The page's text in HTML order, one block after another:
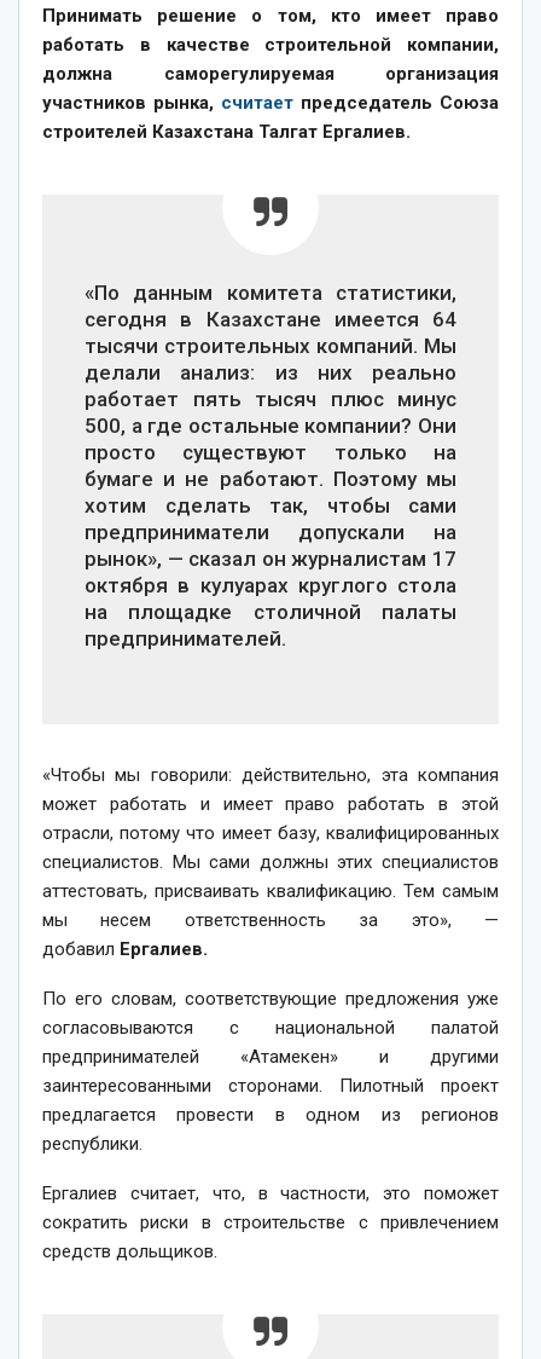
Принимать решение о том, кто имеет право
работать в качестве строительной компании,
должна саморегулируемая организация
участников рынка, считает председатель Союза
строителей Казахстана Талгат Ергалиев.
«По данным комитета статистики,
сегодня в Казахстане имеется 64
тысячи строительных компаний. Мы
делали анализ: из них реально
работает пять тысяч плюс минус
500, а где остальные компании? Они
просто существуют только на
бумаге и не работают. Поэтому мы
хотим сделать так, чтобы сами
предприниматели допускали на
рынок», — сказал он журналистам 17
октября в кулуарах круглого стола
на площадке столичной палаты
предпринимателей.
«Чтобы мы говорили: действительно, эта компания
может работать и имеет право работать в этой
отрасли, потому что имеет базу, квалифицированных
специалистов. Мы сами должны этих специалистов
аттестовать, присваивать квалификацию. Тем самым
мы несем ответственность за это», —
добавил Ергалиев.
По его словам, соответствующие предложения уже
согласовываются с национальной палатой
предпринимателей «Атамекен» и другими
заинтересованными сторонами. Пилотный проект
предлагается провести в одном из регионов
республики.
Ергалиев считает, что, в частности, это поможет
сократить риски в строительстве с привлечением
средств дольщиков.